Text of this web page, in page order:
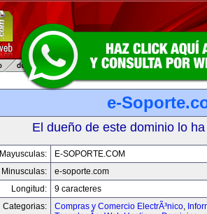
e-
El dueño de este dominio lo
Mayusculas:
E-SOPORTE.COM
Minusculas:
e-soporte.com
Longitud:
9 caracteres
Categorias:
Compras y Comercio ElectrÃ³nico,